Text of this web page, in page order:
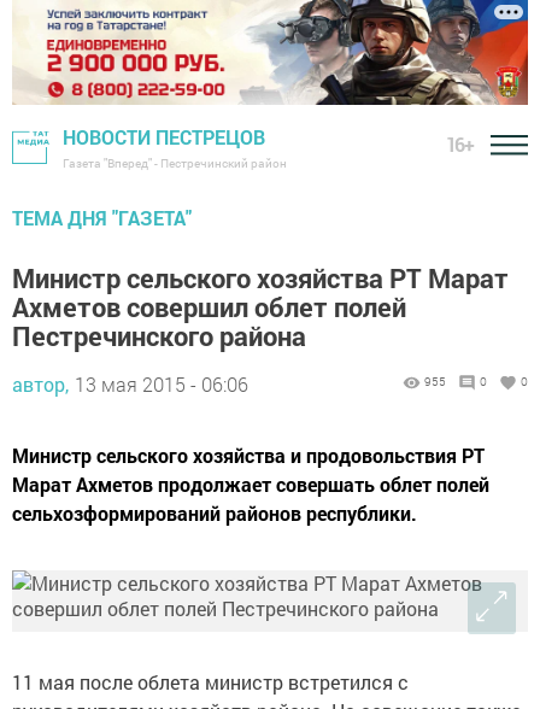
НОВОСТИ ПЕСТРЕЦОВ
Газета "Вперед" - Пестречинский район
16+
ТЕМА ДНЯ "ГАЗЕТА"
Министр сельского хозяйства РТ Марат
Ахметов совершил облет полей
Пестречинского района
автор, 13 мая 2015 - 06:06 955 0 0
Министр сельского хозяйства и продовольствия РТ
Марат Ахметов продолжает совершать облет полей
сельхозформирований районов республики.
11 мая после облета министр встретился с